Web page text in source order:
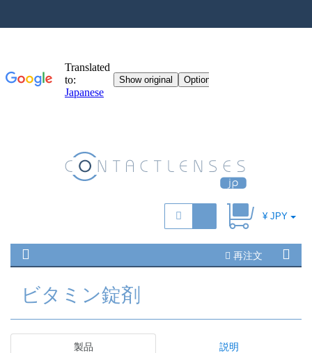
¥ JPY
再注文
ビタミン錠剤
製品 説明